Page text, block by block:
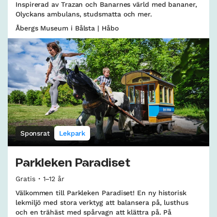
Inspirerad av Trazan och Banarnes värld med bananer,
Olyckans ambulans, studsmatta och mer.
Åbergs Museum i Bålsta | Håbo
Sponsrat Lekpark
Parkleken Paradiset
Gratis
1–12 år
Välkommen till Parkleken Paradiset! En ny historisk
lekmiljö med stora verktyg att balansera på, lusthus
och en trähäst med spårvagn att klättra på. På